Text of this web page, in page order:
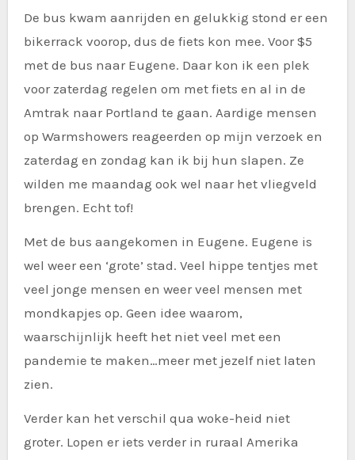
De bus kwam aanrijden en gelukkig stond er een
bikerrack voorop, dus de fiets kon mee. Voor $5
met de bus naar Eugene. Daar kon ik een plek
voor zaterdag regelen om met fiets en al in de
Amtrak naar Portland te gaan. Aardige mensen
op Warmshowers reageerden op mijn verzoek en
zaterdag en zondag kan ik bij hun slapen. Ze
wilden me maandag ook wel naar het vliegveld
brengen. Echt tof!
Met de bus aangekomen in Eugene. Eugene is
wel weer een ‘grote’ stad. Veel hippe tentjes met
veel jonge mensen en weer veel mensen met
mondkapjes op. Geen idee waarom,
waarschijnlijk heeft het niet veel met een
pandemie te maken…meer met jezelf niet laten
zien.
Verder kan het verschil qua woke-heid niet
groter. Lopen er iets verder in ruraal Amerika